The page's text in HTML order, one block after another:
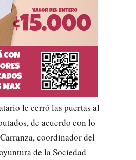
le cerró las puertas al
de acuerdo con lo
coordinador del
de la Sociedad